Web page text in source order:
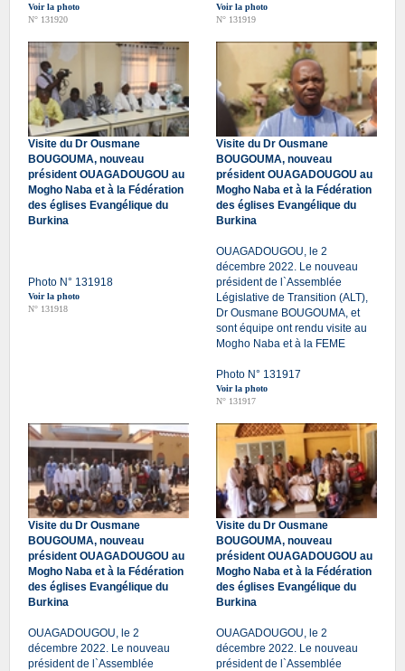
Voir la photo
N° 131920
Voir la photo
N° 131919
Visite du Dr Ousmane
BOUGOUMA, nouveau
président OUAGADOUGOU au
Mogho Naba et à la Fédération
des églises Evangélique du
Burkina
Photo N° 131918
Voir la photo
N° 131918
Visite du Dr Ousmane
BOUGOUMA, nouveau
président OUAGADOUGOU au
Mogho Naba et à la Fédération
des églises Evangélique du
Burkina
OUAGADOUGOU, le 2
décembre 2022. Le nouveau
président de l`Assemblée
Législative de Transition (ALT),
Dr Ousmane BOUGOUMA, et
sont équipe ont rendu visite au
Mogho Naba et à la FEME
Photo N° 131917
Voir la photo
N° 131917
Visite du Dr Ousmane
BOUGOUMA, nouveau
président OUAGADOUGOU au
Mogho Naba et à la Fédération
des églises Evangélique du
Burkina
OUAGADOUGOU, le 2
décembre 2022. Le nouveau
président de l`Assemblée
Visite du Dr Ousmane
BOUGOUMA, nouveau
président OUAGADOUGOU au
Mogho Naba et à la Fédération
des églises Evangélique du
Burkina
OUAGADOUGOU, le 2
décembre 2022. Le nouveau
président de l`Assemblée